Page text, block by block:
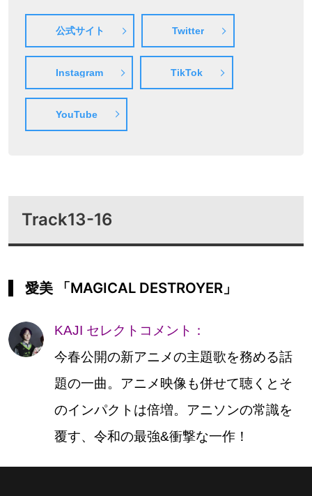
公式サイト Twitter
Instagram TikTok
YouTube
Track13-16
愛美 「MAGICAL DESTROYER」
KAJI セレクトコメント：
今春公開の新アニメの主題歌を務める話
題の一曲。アニメ映像も併せて聴くとそ
のインパクトは倍増。アニソンの常識を
覆す、令和の最強&衝撃な一作！